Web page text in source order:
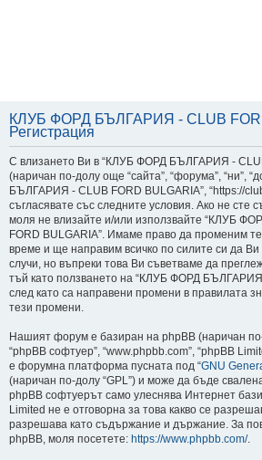
КЛУБ ФОРД БЪЛГАРИЯ - CLUB
Регистрация
С влизането Ви в “КЛУБ ФОРД БЪЛГАРИЯ -
(наричан по-долу още “сайта”, “форума”, “ни”,
БЪЛГАРИЯ - CLUB FORD BULGARIA”, “https://
съгласявате със следните условия. Ако не сте
моля не влизайте и/или използвайте “КЛУБ
FORD BULGARIA”. Имаме право да променим
време и ще направим всичко по силите си да Ви
случи, но въпреки това Ви съветваме да
тъй като ползването на “КЛУБ ФОРД БЪЛГАРИЯ
след като са направени промени в правилата
тези промени.
Нашият форум е базиран на phpBB (наричан по-
“phpBB софтуер”, “www.phpbb.com”, “phpBB
е форумна платформа пусната под “GNU
(наричан по-долу “GPL”) и може да бъде
phpBB софтуерът само улеснява Интернет
Limited не е отговорна за това какво се
разрешава като съдържание и държание. За
phpBB, моля посетете: https://www.phpbb.com/.